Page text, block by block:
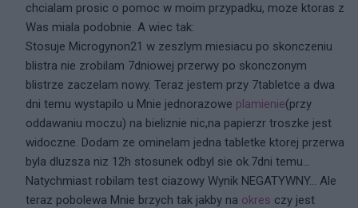
chcialam prosic o pomoc w moim przypadku, moze ktoras z
Was miala podobnie. A wiec tak:
Stosuje Microgynon21 w zeszlym miesiacu po skonczeniu
blistra nie zrobilam 7dniowej przerwy po skonczonym
blistrze zaczelam nowy. Teraz jestem przy 7tabletce a dwa
dni temu wystapilo u Mnie jednorazowe plamienie(przy
oddawaniu moczu) na bieliznie nic,na papierzr troszke jest
widoczne. Dodam ze ominelam jedna tabletke ktorej przerwa
byla dluzsza niz 12h stosunek odbyl sie ok.7dni temu...
Natychmiast robilam test ciazowy Wynik NEGATYWNY... Ale
teraz pobolewa Mnie brzych tak jakby na okres czy jest